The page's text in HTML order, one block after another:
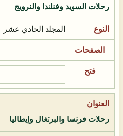
رحلات السويد وفنلندا والنرويج
المجلد الحادي عشر
رحلات فرنسا والبرتغال وإيطاليا